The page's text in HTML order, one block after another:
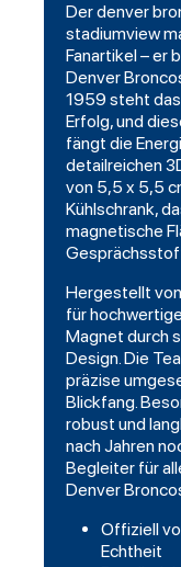
Derdenver
stadiumview
Fanartikel – er
Denver
1959 steht
Erfolg, und
fängt die
detailreichen
von 5,5 x 5,5
Kühlschrank,
magnetische
Hergestellt
für
Magnet durch
Design. Die
präzise
Blickfang.
robust und
nach Jahren
Begleiter für
Denver
Offiziell
Echtheit